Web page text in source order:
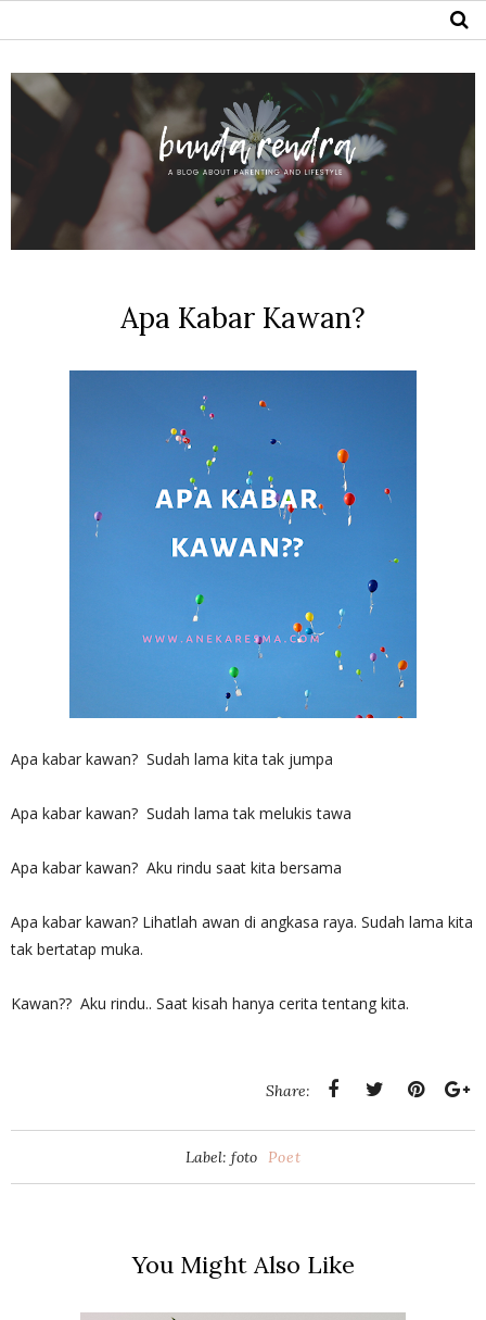
Apa Kabar Kawan?
Apa kabar kawan? Sudah lama kita tak jumpa
Apa kabar kawan? Sudah lama tak melukis tawa
Apa kabar kawan? Aku rindu saat kita bersama
Apa kabar kawan? Lihatlah awan di angkasa raya. Sudah lama kita
tak bertatap muka.
Kawan?? Aku rindu.. Saat kisah hanya cerita tentang kita.
Share:
Label: foto Poet
You Might Also Like